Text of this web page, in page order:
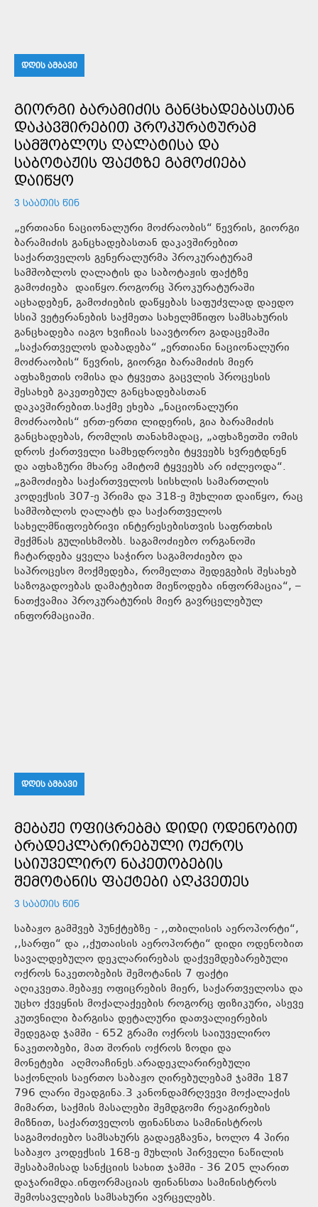
ᲓᲦᲘᲡ ᲐᲛᲑᲐᲕᲘ
ᲒᲘᲝᲠᲒᲘ ᲑᲐᲠᲐᲛᲘᲫᲘᲡ ᲒᲐᲜᲪᲮᲐᲓᲔᲑᲐᲡᲗᲐᲜ
ᲓᲐᲙᲐᲕᲨᲘᲠᲔᲑᲘᲗ ᲞᲠᲝᲙᲣᲠᲐᲢᲣᲠᲐᲛ
ᲡᲐᲛᲨᲝᲑᲚᲝᲡ ᲦᲐᲚᲐᲢᲘᲡᲐ ᲓᲐ
ᲡᲐᲑᲝᲢᲐᲟᲘᲡ ᲤᲐᲥᲢᲖᲔ ᲒᲐᲛᲝᲫᲘᲔᲑᲐ
ᲓᲐᲘᲬᲧᲝ
3 ᲡᲐᲐᲗᲘᲡ ᲬᲘᲜ
„ერთიანი ნაციონალური მოძრაობის“ წევრის, გიორგი
ბარამიძის განცხადებასთან დაკავშირებით
საქართველოს გენერალურმა პროკურატურამ
სამშობლოს ღალატის და საბოტაჟის ფაქტზე
გამოძიება დაიწყო.როგორც პროკურატურაში
აცხადებენ, გამოძიების დაწყებას საფუძვლად დაედო
სსიპ ვეტერანების საქმეთა სახელმწიფო სამსახურის
განცხადება იაგო ხვიჩიას საავტორო გადაცემაში
„საქართველოს დაბადება“ „ერთიანი ნაციონალური
მოძრაობის“ წევრის, გიორგი ბარამიძის მიერ
აფხაზეთის ომისა და ტყვეთა გაცვლის პროცესის
შესახებ გაკეთებულ განცხადებასთან
დაკავშირებით.საქმე ეხება „ნაციონალური
მოძრაობის“ ერთ-ერთი ლიდერის, გია ბარამიძის
განცხადებას, რომლის თანახმადაც, „აფხაზეთში ომის
დროს ქართველი სამხედროები ტყვეებს ხვრეტდნენ
და აფხაზური მხარე ამიტომ ტყვეებს არ იძლეოდა“.
„გამოძიება საქართველოს სისხლის სამართლის
კოდექსის 307-ე პრიმა და 318-ე მუხლით დაიწყო, რაც
სამშობლოს ღალატს და საქართველოს
სახელმწიფოებრივი ინტერესებისთვის საფრთხის
შექმნას გულისხმობს. საგამოძიებო ორგანოში
ჩატარდება ყველა საჭირო საგამოძიებო და
საპროცესო მოქმედება, რომელთა შედეგების შესახებ
საზოგადოებას დამატებით მიეწოდება ინფორმაცია“, –
ნათქვამია პროკურატურის მიერ გავრცელებულ
ინფორმაციაში.
ᲓᲦᲘᲡ ᲐᲛᲑᲐᲕᲘ
ᲛᲔᲑᲐᲟᲔ ᲝᲤᲘᲪᲠᲔᲑᲛᲐ ᲓᲘᲓᲘ ᲝᲓᲔᲜᲝᲑᲘᲗ
ᲐᲠᲐᲓᲔᲙᲚᲐᲠᲘᲠᲔᲑᲣᲚᲘ ᲝᲥᲠᲝᲡ
ᲡᲐᲘᲣᲕᲔᲚᲘᲠᲝ ᲜᲐᲙᲔᲗᲝᲑᲔᲑᲘᲡ
ᲨᲔᲛᲝᲢᲐᲜᲘᲡ ᲤᲐᲥᲢᲔᲑᲘ ᲐᲦᲙᲕᲔᲗᲔᲡ
3 ᲡᲐᲐᲗᲘᲡ ᲬᲘᲜ
საბაჟო გამშვებ პუნქტებზე - ,,თბილისის აეროპორტი“,
,,სარფი“ და ,,ქუთაისის აეროპორტი“ დიდი ოდენობით
სავალდებულო დეკლარირებას დაქვემდებარებული
ოქროს ნაკეთობების შემოტანის 7 ფაქტი
აღიკვეთა.მებაჟე ოფიცრების მიერ, საქართველოსა და
უცხო ქვეყნის მოქალაქეების როგორც ფიზიკური, ასევე
კუთვნილი ბარგისა დეტალური დათვალიერების
შედეგად ჯამში - 652 გრამი ოქროს საიუველირო
ნაკეთობები, მათ შორის ოქროს ზოდი და
მონეტები აღმოაჩინეს.არადეკლარირებული
საქონლის საერთო საბაჟო ღირებულებამ ჯამში 187
796 ლარი შეადგინა.3 კანონდამრღვევი მოქალაქის
მიმართ, საქმის მასალები შემდგომი რეაგირების
მიზნით, საქართველოს ფინანსთა სამინისტროს
საგამოძიებო სამსახურს გადაეგზავნა, ხოლო 4 პირი
საბაჟო კოდექსის 168-ე მუხლის პირველი ნაწილის
შესაბამისად სანქციის სახით ჯამში - 36 205 ლარით
დაჯარიმდა.ინფორმაციას ფინანსთა სამინისტროს
შემოსავლების სამსახური ავრცელებს.